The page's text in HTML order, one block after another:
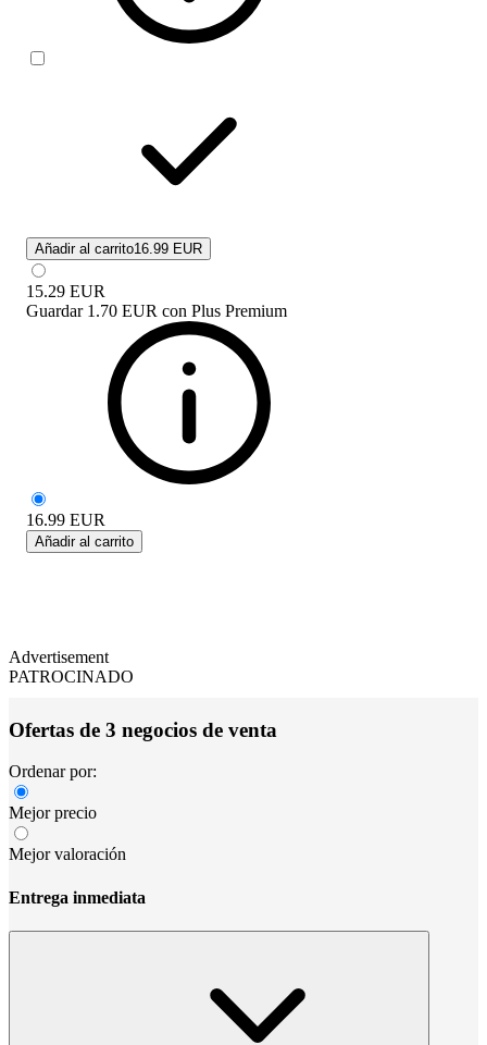
Añadir al carrito16.99 EUR
15.29 EUR
Guardar 1.70 EUR con Plus Premium
16.99 EUR
Añadir al carrito
Advertisement
PATROCINADO
Ofertas de 3 negocios de venta
Ordenar por:
Mejor precio
Mejor valoración
Entrega inmediata